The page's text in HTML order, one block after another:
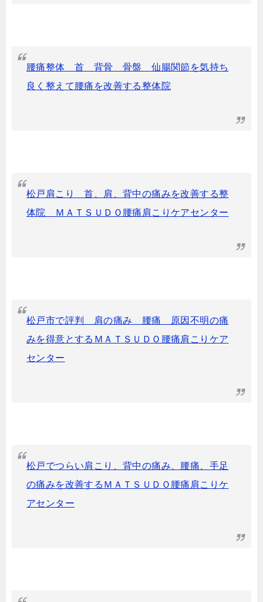
腰痛整体 首 背骨 骨盤 仙腸関節を気持ち
良く整えて腰痛を改善する整体院
松戸肩こり 首、肩、背中の痛みを改善する整
体院 ＭＡＴＳＵＤＯ腰痛肩こりケアセンター
松戸市で評判 肩の痛み 腰痛 原因不明の痛
みを得意とするＭＡＴＳＵＤＯ腰痛肩こりケア
センター
松戸でつらい肩こり、背中の痛み、腰痛、手足
の痛みを改善するＭＡＴＳＵＤＯ腰痛肩こりケ
アセンター